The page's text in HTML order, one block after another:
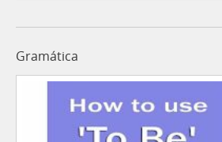
Gramática